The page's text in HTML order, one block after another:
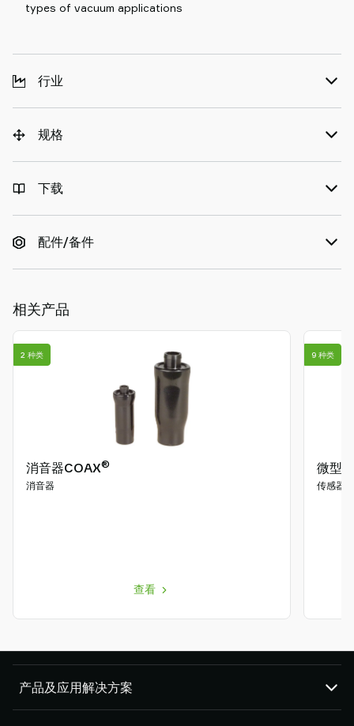
types of vacuum applications
行业
规格
下载
配件/备件
相关产品
消音器COAX®
消音器
查看
2 种类
微型
传感器
9 种类
产品及应用解决方案